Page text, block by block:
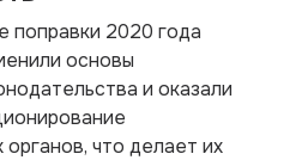
поправки 2020 года
основы
и оказали
что делает их